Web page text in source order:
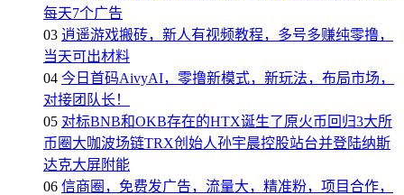
每天7个广告
03 逍遥游戏搬砖，新人有视频教程，多号多赚纯零撸，
当天可出材料
04 今日首码AivyAI，零撸新模式，新玩法，布局市场，
对接团队长！
05 对标BNB和OKB存在的HTX诞生了原火币回归3大所
币圈大咖波场链TRX创始人孙宇晨控股站台并登陆纳斯
达克大屏附能
06 信商圈，免费发广告，流量大，精准粉，项目合作，